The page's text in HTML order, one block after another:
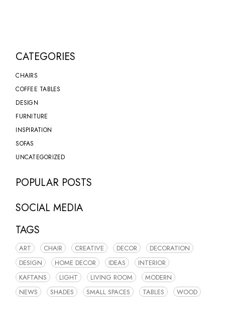
CATEGORIES
CHAIRS
COFFEE TABLES
DESIGN
FURNITURE
INSPIRATION
SOFAS
UNCATEGORIZED
POPULAR POSTS
SOCIAL MEDIA
TAGS
ART CHAIR CREATIVE DECOR
DECORATION
DESIGN
HOME DECOR IDEAS
INTERIOR
KAFTANS
LIGHT LIVING ROOM
MODERN
NEWS
SHADES SMALL SPACES TABLES WOOD